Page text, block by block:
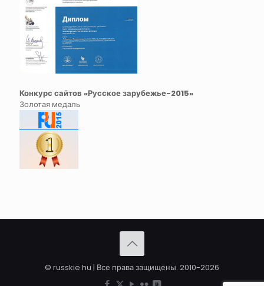
Конкурс сайтов «Русское зарубежье-2015»
Золотая медаль
© russkie.hu | Все права защищены. 2010-2026